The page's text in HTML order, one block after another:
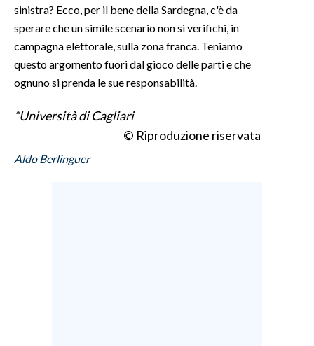
sinistra? Ecco, per il bene della Sardegna, c'è da
sperare che un simile scenario non si verifichi, in
campagna elettorale, sulla zona franca. Teniamo
questo argomento fuori dal gioco delle parti e che
ognuno si prenda le sue responsabilità.
*Università di Cagliari
© Riproduzione riservata
Aldo Berlinguer